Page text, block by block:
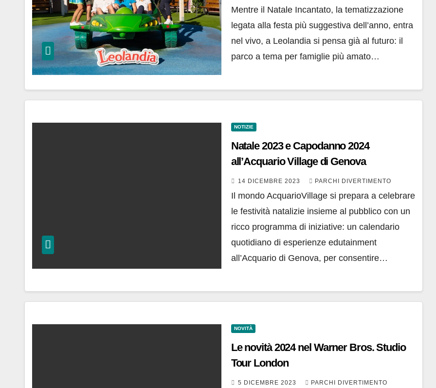
Mentre il Natale Incantato, la tematizzazione
legata alla festa più suggestiva dell’anno, entra
nel vivo, a Leolandia si pensa già al futuro: il
parco a tema per famiglie più amato…
NOTIZIE
Natale 2023 e Capodanno 2024
all’Acquario Village di Genova
14 DICEMBRE 2023 PARCHI DIVERTIMENTO
Il mondo AcquarioVillage si prepara a celebrare
le festività natalizie insieme al pubblico con un
ricco programma di iniziative: un calendario
quotidiano di esperienze edutainment
all’Acquario di Genova, per consentire…
NOVITÀ
Le novità 2024 nel Warner Bros. Studio
Tour London
5 DICEMBRE 2023 PARCHI DIVERTIMENTO